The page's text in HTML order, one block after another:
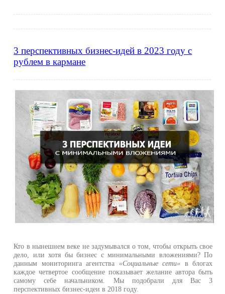
3 перспективных бизнес-идей в 2023 году с
рублем в кармане
Кто в нынешнем веке не задумывался о том, чтобы открыть свое
дело, или хотя бы бизнес с минимальными вложениями? По
данным мониторинга агентства «Социальные сети» в блогах
каждое четвертое сообщение показывает желание автора быть
самому себе начальником. Мы подобрали для Вас 3
перспективных бизнес-идеи в 2018 году.